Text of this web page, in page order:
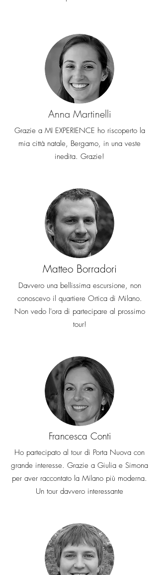
Anna Martinelli
Grazie a MI EXPERIENCE ho riscoperto la
mia città natale, Bergamo, in una veste
inedita. Grazie!
Matteo Borradori
Davvero una bellissima escursione, non
conoscevo il quartiere Ortica di Milano.
Non vedo l'ora di partecipare al prossimo
tour!
Francesca Conti
Ho partecipato al tour di Porta Nuova con
grande interesse. Grazie a Giulia e Simona
per aver raccontato la Milano più moderna.
Un tour davvero interessante